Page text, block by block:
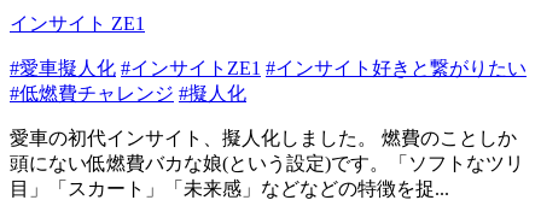
インサイト ZE1
#愛車擬人化 #インサイトZE1 #インサイト好きと繋がりたい
#低燃費チャレンジ #擬人化
愛車の初代インサイト、擬人化しました。 燃費のことしか
頭にない低燃費バカな娘(という設定)です。「ソフトなツリ
目」「スカート」「未来感」などなどの特徴を捉...